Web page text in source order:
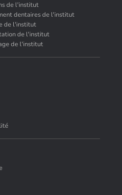
de l'institut
dentaires de l'institut
de l'institut
de l'institut
de l'institut